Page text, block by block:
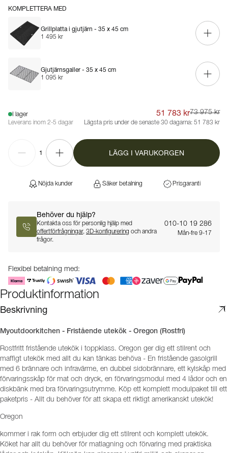
KOMPLETTERA MED
Grillplatta i gjutjärn - 35 x 45 cm
1 495 kr
Gjutjärnsgaller - 35 x 45 cm
1 095 kr
I lager
Leverans inom 2-5 dagar
51 783 kr73 975 kr
Lägsta pris under de senaste 30 dagarna: 51 783 kr
1 LÄGG I VARUKORGEN
Nöjda kunder Säker betalning Prisgaranti
Behöver du hjälp?
Kontakta oss för personlig hjälp med
offertförfrågningar, 3D-konfigurering och andra
frågor.
010-10 19 286
Mån-fre 9-17
Flexibel betalning med:
Produktinformation
Beskrivning
Myoutdoorkitchen - Fristående utekök - Oregon (Rostfri)
Rostfritt fristående utekök i toppklass. Oregon ger dig ett stilrent och
maffigt utekök med allt du kan tänkas behöva - En fristående gasolgrill
med 6 brännare och infravärme, en dubbel sidobrännare, ett kylskåp med
förvaringsskåp för mat och dryck, en förvaringsmodul med 4 lådor och en
diskbänk med bra förvaringsutrymme. Köp ett komplett modulpaket till ett
paketpris - Allt du behöver för att skapa ett riktigt amerikanskt utekök!
Oregon
kommer i rak form och erbjuder dig ett stilrent och komplett utekök.
Köket har allt du behöver för matlagning och förvaring med praktiska